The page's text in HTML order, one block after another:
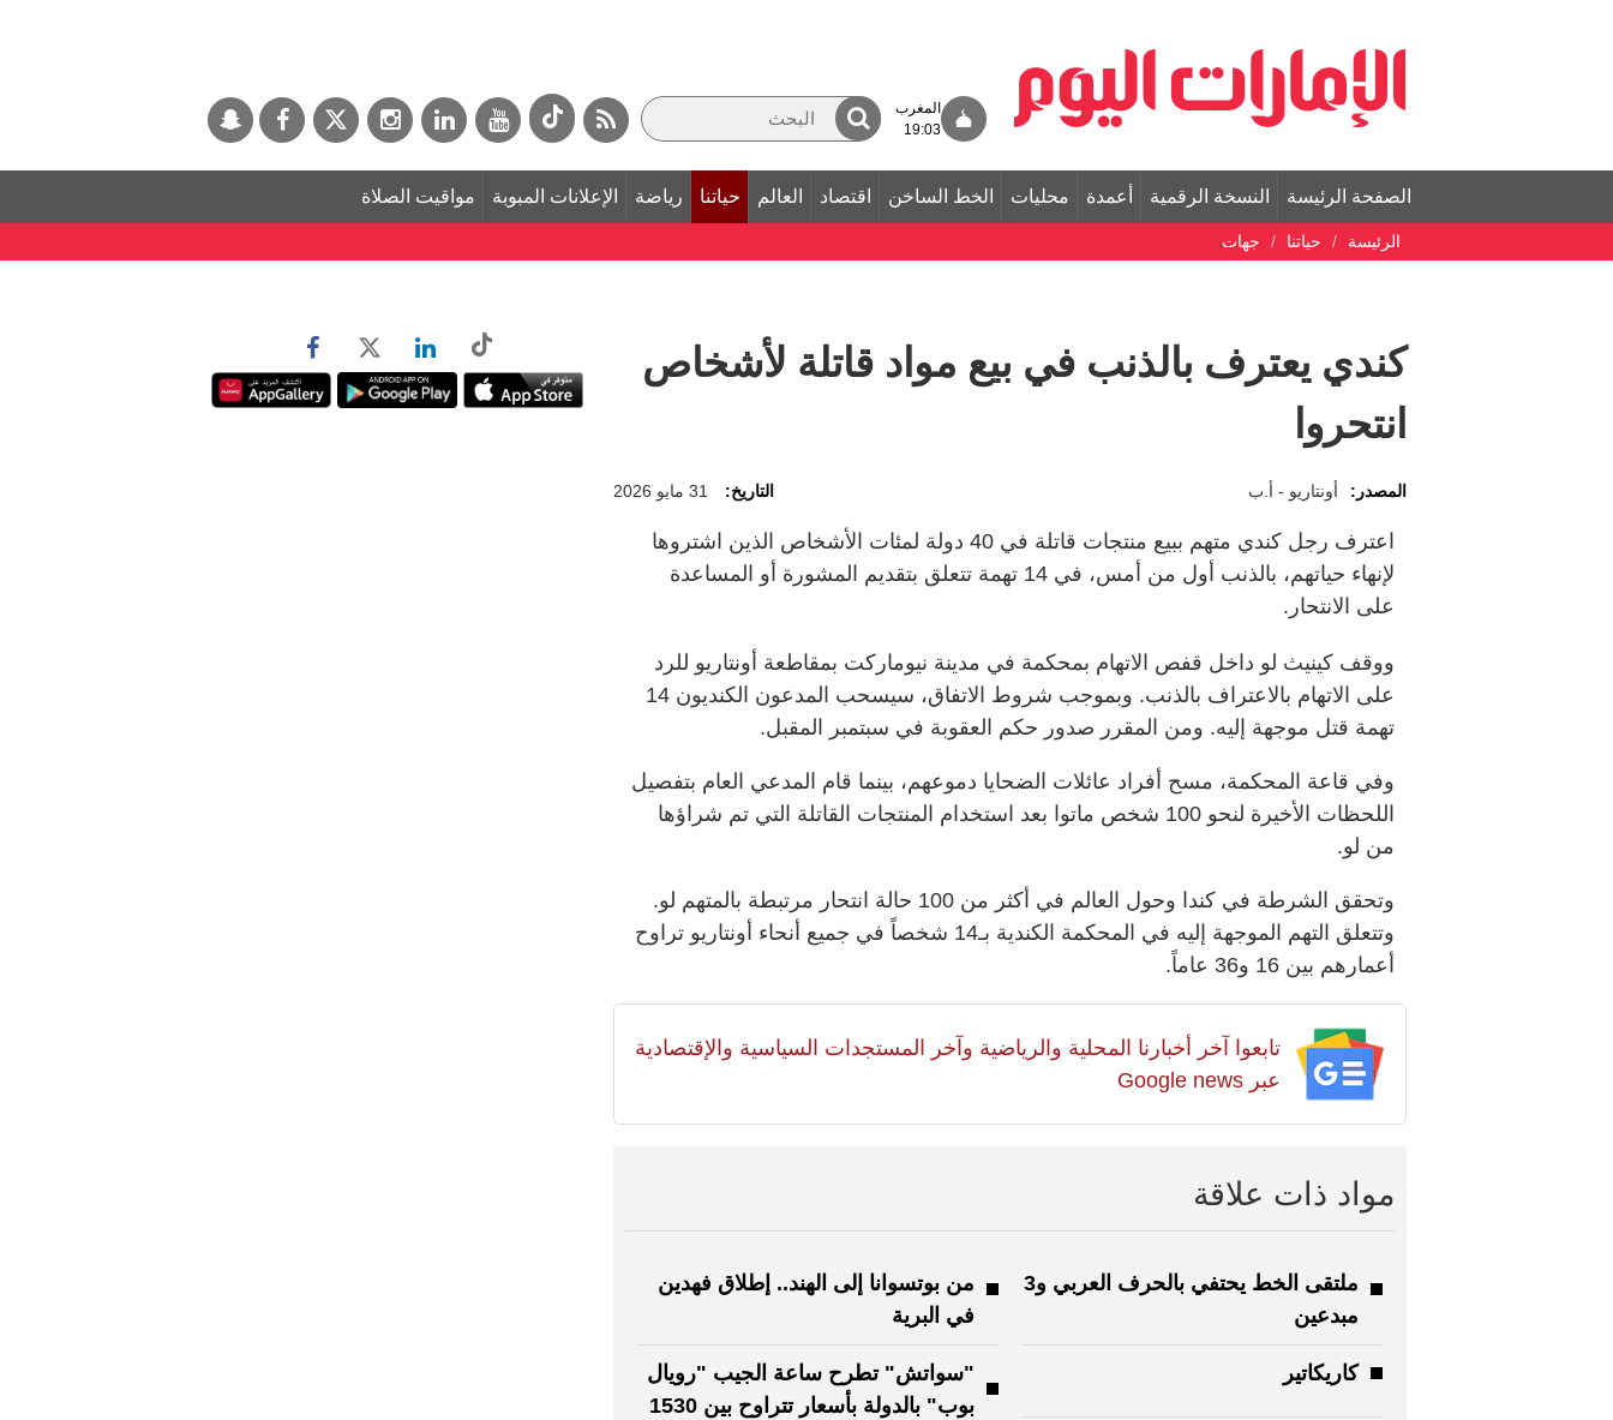
المغرب
19:03
الصفحة الرئيسة النسخة الرقمية أعمدة محليات الخط الساخن اقتصاد العالم حياتنا رياضة الإعلانات المبوبة مواقيت الصلاة
الرئيسة حياتنا جهات
كندي يعترف بالذنب في بيع مواد قاتلة لأشخاص
انتحروا
المصدر: أونتاريو - أ.ب التاريخ: 31 مايو 2026
اعترف رجل كندي متهم ببيع منتجات قاتلة في 40 دولة لمئات الأشخاص الذين اشتروها
لإنهاء حياتهم، بالذنب أول من أمس، في 14 تهمة تتعلق بتقديم المشورة أو المساعدة
على الانتحار.
ووقف كينيث لو داخل قفص الاتهام بمحكمة في مدينة نيوماركت بمقاطعة أونتاريو للرد
على الاتهام بالاعتراف بالذنب. وبموجب شروط الاتفاق، سيسحب المدعون الكنديون 14
تهمة قتل موجهة إليه. ومن المقرر صدور حكم العقوبة في سبتمبر المقبل.
وفي قاعة المحكمة، مسح أفراد عائلات الضحايا دموعهم، بينما قام المدعي العام بتفصيل
اللحظات الأخيرة لنحو 100 شخص ماتوا بعد استخدام المنتجات القاتلة التي تم شراؤها
من لو.
وتحقق الشرطة في كندا وحول العالم في أكثر من 100 حالة انتحار مرتبطة بالمتهم لو.
وتتعلق التهم الموجهة إليه في المحكمة الكندية بـ14 شخصاً في جميع أنحاء أونتاريو تراوح
أعمارهم بين 16 و36 عاماً.
تابعوا آخر أخبارنا المحلية والرياضية وآخر المستجدات السياسية والإقتصادية
عبر Google news
مواد ذات علاقة
ملتقى الخط يحتفي بالحرف العربي و3
مبدعين
من بوتسوانا إلى الهند.. إطلاق فهدين
في البرية
كاريكاتير
"سواتش" تطرح ساعة الجيب "رويال
بوب" بالدولة بأسعار تتراوح بين 1530